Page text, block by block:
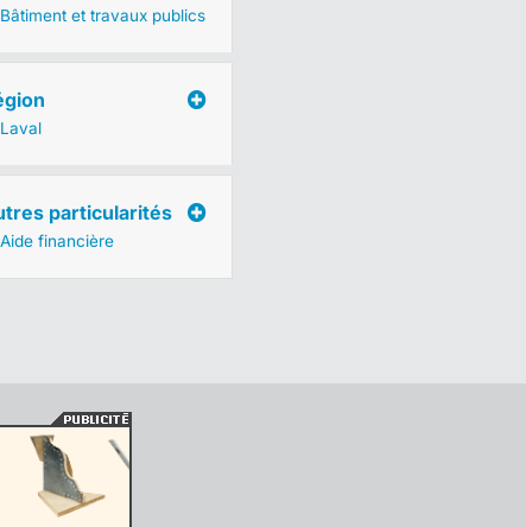
Bâtiment et travaux publics
Laval
particularités
Aide financière